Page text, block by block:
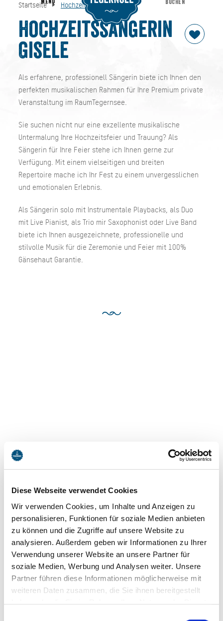
Diese Webseite verwendet Cookies
Wir verwenden Cookies, um Inhalte und Anzeigen zu
personalisieren, Funktionen für soziale Medien anbieten
zu können und die Zugriffe auf unsere Website zu
analysieren. Außerdem geben wir Informationen zu Ihrer
Verwendung unserer Website an unsere Partner für
soziale Medien, Werbung und Analysen weiter. Unsere
Partner führen diese Informationen möglicherweise mit
weiteren Daten zusammen, die Sie ihnen bereitgestellt
haben oder die Sie im Rahmen Ihrer Nutzung der Dienste
Startseite Hochzeitssängerin Gisele
Hochzeitssängerin
Gisele
Als erfahrene, professionell Sängerin biete ich Ihnen den
perfekten musikalischen Rahmen für Ihre Premium private
Veranstaltung im RaumTegernsee.
Sie suchen nicht nur eine exzellente musikalische
Untermalung Ihre Hochzeitsfeier und Trauung? Als
Sängerin für Ihre Feier stehe ich Ihnen gerne zur
Verfügung. Mit einem vielseitigen und breiten
Repertoire mache ich Ihr Fest zu einem unvergesslichen
und emotionalen Erlebnis.
Als Sängerin solo mit Instrumentale Playbacks, als Duo
mit Live Pianist, als Trio mir Saxophonist oder Live Band
biete ich Ihnen ausgezeichnete, professionelle und
stilvolle Musik für die Zeremonie und Feier mit 100%
Gänsehaut Garantie.
Sängerin Gisele
Wallbergstrasse 3
83707 Bad Wiessee
Tel: +49 176 3136 4355
zur Homepage
Startseite Hochzeitssängerin Gisele
MENU BUCHEN